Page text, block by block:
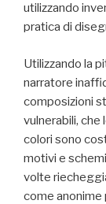
utilizzando
pratica di
Utilizzando la
narratore
composizioni
vulnerabili, che
colori sono
motivi e
volte
come anonime